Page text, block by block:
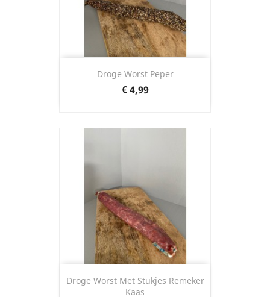
Droge Worst Peper
Prijs
€ 4,99
Droge Worst Met Stukjes Remeker
Kaas